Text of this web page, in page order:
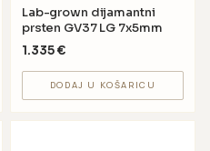
Lab-grown dijamantni
prsten GV37 LG 7x5mm
1.335€
DODAJ U KOŠARICU